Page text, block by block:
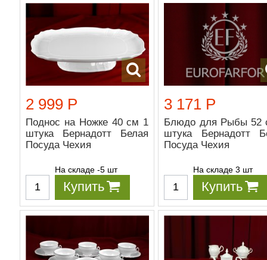
2 999 Р
Поднос на Ножке 40 см 1
штука Бернадотт Белая
Посуда Чехия
На складе -5 шт
Купить
3 171 Р
Блюдо для Рыбы 52
штука Бернадотт
Посуда Чехия
На складе 3 шт
Купить